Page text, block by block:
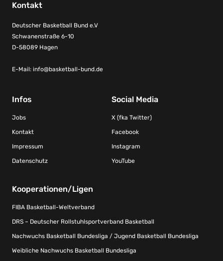
Kontakt
Deutscher Basketball Bund e.V
Schwanenstraße 6-10
D-58089 Hagen
E-Mail: info@basketball-bund.de
Infos
Jobs
Kontakt
Impressum
Datenschutz
Social Media
X (fka Twitter)
Facebook
Instagram
YouTube
Kooperationen/Ligen
FIBA Basketball-Weltverband
DRS – Deutscher Rollstuhlsportverband Basketball
Nachwuchs Basketball Bundesliga / Jugend Basketball Bundesliga
Weibliche Nachwuchs Basketball Bundesliga